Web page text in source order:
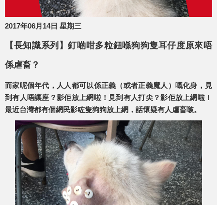
2017年06月14日 星期三
【長知識系列】釘啲咁多粒鈕喺狗狗隻耳仔度原來唔
係虐畜？
而家呢個年代，人人都可以係正義（或者正義魔人）嘅化身，見
到有人唔讓座？影佢放上網啦！見到有人打尖？影佢放上網啦！
最近台灣都有個網民影咗隻狗狗放上網，話懷疑有人虐畜啵。